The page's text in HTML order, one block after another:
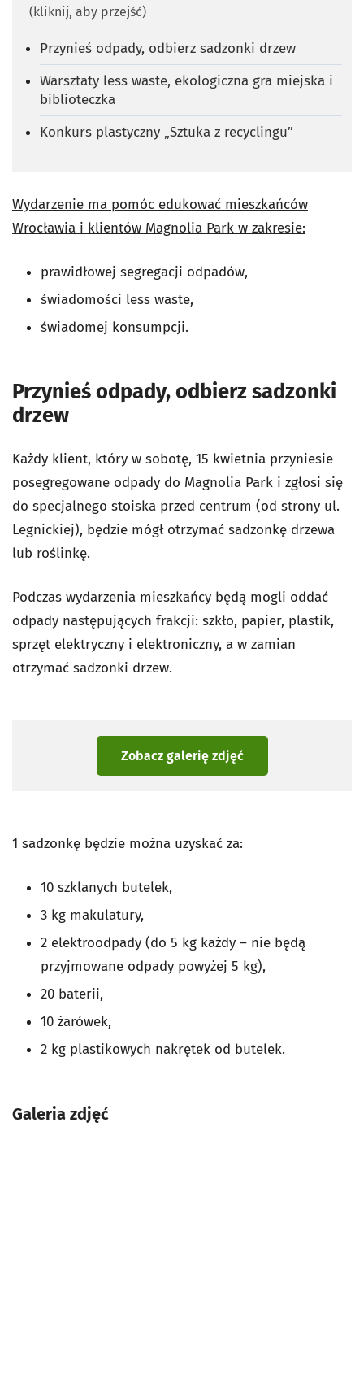
(kliknij, aby przejść)
Przynieś odpady, odbierz sadzonki drzew
Warsztaty less waste, ekologiczna gra miejska i
biblioteczka
Konkurs plastyczny „Sztuka z recyclingu”
Wydarzenie ma pomóc edukować mieszkańców
Wrocławia i klientów Magnolia Park w zakresie:
prawidłowej segregacji odpadów,
świadomości less waste,
świadomej konsumpcji.
Przynieś odpady, odbierz sadzonki
drzew
Każdy klient, który w sobotę, 15 kwietnia przyniesie
posegregowane odpady do Magnolia Park i zgłosi się
do specjalnego stoiska przed centrum (od strony ul.
Legnickiej), będzie mógł otrzymać sadzonkę drzewa
lub roślinkę.
Podczas wydarzenia mieszkańcy będą mogli oddać
odpady następujących frakcji: szkło, papier, plastik,
sprzęt elektryczny i elektroniczny, a w zamian
otrzymać sadzonki drzew.
Zobacz galerię zdjęć
1 sadzonkę będzie można uzyskać za:
10 szklanych butelek,
3 kg makulatury,
2 elektroodpady (do 5 kg każdy – nie będą
przyjmowane odpady powyżej 5 kg),
20 baterii,
10 żarówek,
2 kg plastikowych nakrętek od butelek.
Galeria zdjęć